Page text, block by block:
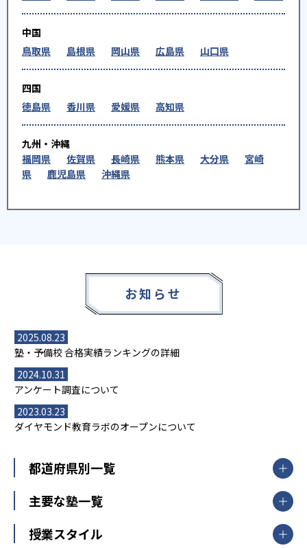
中国
鳥取県
島根県 岡山県 広島県 山口県
四国
徳島県
香川県 愛媛県 高知県
九州・沖縄
福岡県
佐賀県 長崎県 熊本県 大分県
宮崎
県
鹿児島県 沖縄県
お知らせ
2025.08.23
塾・予備校 合格実績ランキングの詳細
2024.10.31
アンケート調査について
2023.03.23
ダイヤモンド教育ラボのオープンについて
都道府県別一覧
北海道・東北
山形県
福島県
主要な塾一覧
【掲載塾一覧を見る】
授業スタイル